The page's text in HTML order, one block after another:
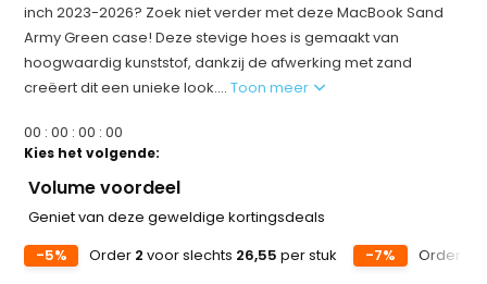
inch 2023-2026? Zoek niet verder met deze MacBook Sand
Army Green case! Deze stevige hoes is gemaakt van
hoogwaardig kunststof, dankzij de afwerking met zand
creëert dit een unieke look....Toon meer
00 :00 :00 :00
Kies het volgende:
Volume voordeel
Geniet van deze geweldige kortingsdeals
-5%
Order 2 voor slechts 26,55 per stuk -7% Order